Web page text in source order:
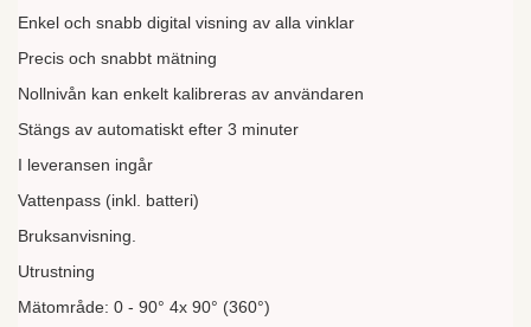
Enkel och snabb digital visning av alla vinklar
Precis och snabbt mätning
Nollnivån kan enkelt kalibreras av användaren
Stängs av automatiskt efter 3 minuter
I leveransen ingår
Vattenpass (inkl. batteri)
Bruksanvisning.
Utrustning
Mätområde: 0 - 90° 4x 90° (360°)